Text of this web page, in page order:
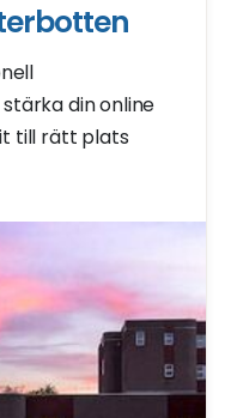
din online
till rätt plats